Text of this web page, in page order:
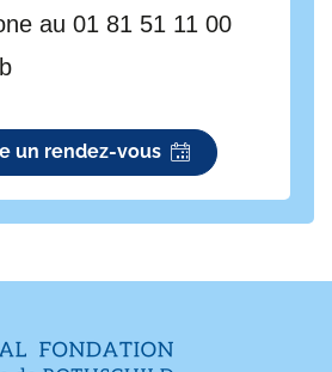
au 01 81 51 11 00
un rendez-vous